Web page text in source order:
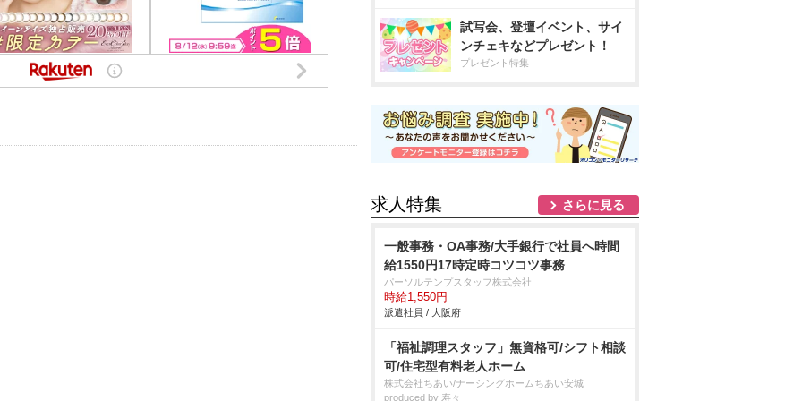
試写会、登壇イベント、サイ
ンチェキなどプレゼント！
プレゼント特集
求人特集 さらに見る
一般事務・OA事務/大手銀行で社員へ時間
給1550円17時定時コツコツ事務
パーソルテンプスタッフ株式会社
時給1,550円
派遣社員 / 大阪府
「福祉調理スタッフ」無資格可/シフト相談
可/住宅型有料老人ホーム
株式会社ちあい/ナーシングホームちあい安城
produced by 寿々